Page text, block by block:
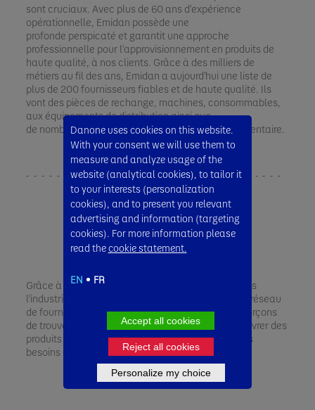
sont cruciaux. Avec plus de 60 ans d'expérience
opérationnelle, Emidan possède une
profonde perspicaté et garantit une approche
professionnelle pour l'approvisionnement en produits de
haute qualité, à nos clients. Grâce à des milliers de
métiers au fil des ans, Emidan a aujourd'hui une liste de
plus de 200 fournisseurs fiables et de haute qualité. Ils
vont des pièces de rechange, machines, consommables,
aux équipements de distribution ainsi que
de nombreux autres producteurs de l'industrie alimentaire.
NOTRE GAMME
Grâce à nos nombreuses années d'expérience dans
l'industrie laitière, nous avons développé un vaste réseau
de fournisseurs de haute qualité, et nous nous efforçons
de trouver les meilleurs fournisseurs capables de livrer des
produits ayant un bon rapport qualité/prix, pour les
besoins de nos clients.​
Danone uses cookies on this website.
With your consent we will use them to
measure and analyze usage of the
website (analytical cookies), to tailor it
to your interests (personalization
cookies), and to present you relevant
advertising and information (targeting
cookies). For more information please
read thecookie statement.
EN FR
Accept all cookies
Reject all cookies
Personalize my choice